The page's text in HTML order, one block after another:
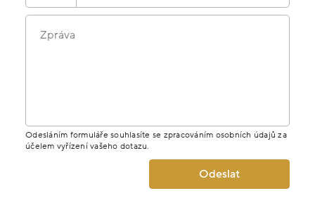
Zpráva
Odesláním formuláře souhlasíte se zpracováním osobních údajů za
účelem vyřízení vašeho dotazu.
Odeslat